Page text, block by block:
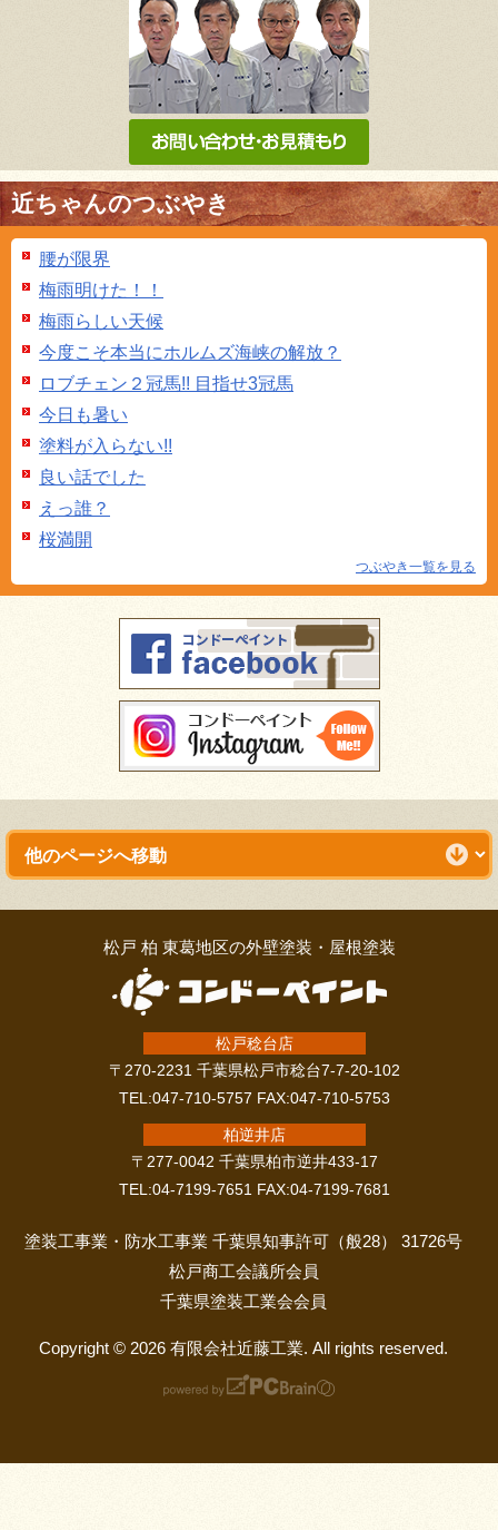
近ちゃんのつぶやき
腰が限界
梅雨明けた！！
梅雨らしい天候
今度こそ本当にホルムズ海峡の解放？
ロブチェン２冠馬!! 目指せ3冠馬
今日も暑い
塗料が入らない!!
良い話でした
えっ誰？
桜満開
つぶやき一覧を見る
松戸 柏 東葛地区の外壁塗装・屋根塗装
松戸稔台店
〒270-2231 千葉県松戸市稔台7-7-20-102
TEL:047-710-5757 FAX:047-710-5753
柏逆井店
〒277-0042 千葉県柏市逆井433-17
TEL:04-7199-7651 FAX:04-7199-7681
塗装工事業・防水工事業 千葉県知事許可（般28） 31726号
松戸商工会議所会員
千葉県塗装工業会会員
Copyright © 2026 有限会社近藤工業. All rights reserved.